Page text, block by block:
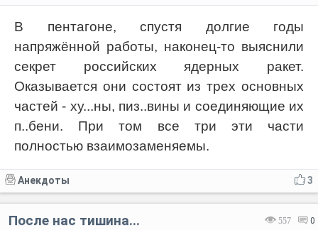
В пентагоне, спустя долгие годы
напряжённой работы, наконец-то выяснили
секрет российских ядерных ракет.
Оказывается они состоят из трех основных
частей - ху...ны, пиз..вины и соединяющие их
п..бени. При том все три эти части
полностью взаимозаменяемы.
3
Анекдоты
557 0
После нас тишина...